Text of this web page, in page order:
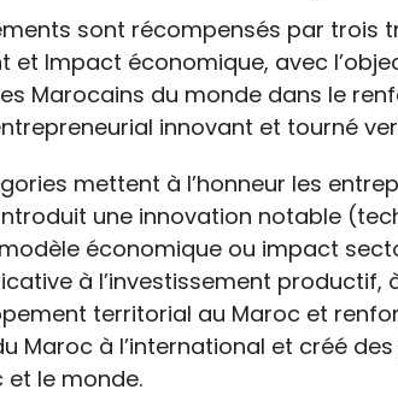
sont récompensés par trois
et Impact économique, avec
Marocains du monde dans le
innovant et tourné
mettent à l’honneur les
une innovation notable
économique ou impact
à l’investissement productif,
territorial au Maroc et
Maroc à l’international et créé
et le monde.